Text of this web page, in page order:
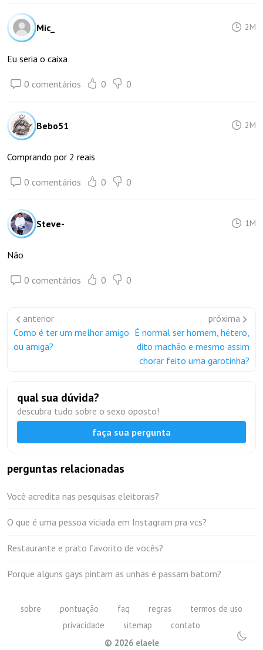
Mic_ 2M
Eu seria o caixa
0 comentários 0 0
Bebo51 2M
Comprando por 2 reais
0 comentários 0 0
Steve- 1M
Não
0 comentários 0 0
anterior
Como é ter um melhor amigo
ou amiga?
próxima
É normal ser homem, hétero,
dito machão e mesmo assim
chorar feito uma garotinha?
qual sua dúvida?
descubra tudo sobre o sexo oposto!
faça sua pergunta
perguntas relacionadas
Você acredita nas pesquisas eleitorais?
O que é uma pessoa viciada em Instagram pra vcs?
Restaurante e prato favorito de vocês?
Porque alguns gays pintam as unhas é passam batom?
sobre pontuação faq regras
termos de uso
privacidade
sitemap
contato
© 2026elaele